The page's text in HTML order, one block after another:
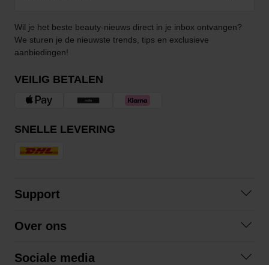
Wil je het beste beauty-nieuws direct in je inbox ontvangen?
We sturen je de nieuwste trends, tips en exclusieve
aanbiedingen!
VEILIG BETALEN
SNELLE LEVERING
Support
Algemene voorwaarden
Over ons
Sociale media